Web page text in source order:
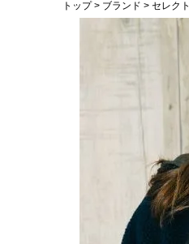
トップ ブランド セレクト